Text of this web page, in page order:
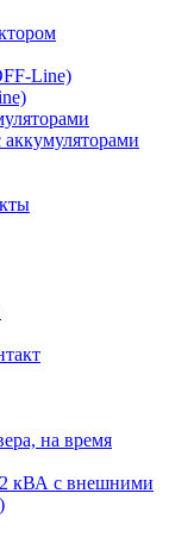
Line)
на время
кВА с внешними